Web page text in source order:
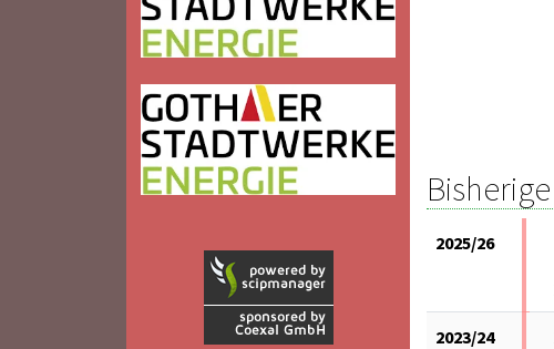
2025/26
2023/24